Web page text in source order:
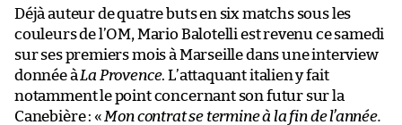
Déjà auteur de quatre buts en six matchs sous les
couleurs de l’OM, Mario Balotelli est revenu ce samedi
sur ses premiers mois à Marseille dans une interview
donnée à La Provence. L’attaquant italien y fait
notamment le point concernant son futur sur la
Canebière : « Mon contrat se termine à la fin de l’année.